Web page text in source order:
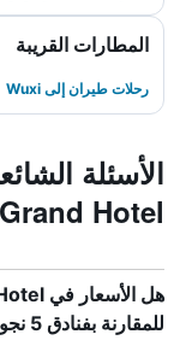
المطارات القريبة
رحلات طيران إلى Wuxi
Hotel
للمقارنة بفنادق 5 نجوم في وشى؟